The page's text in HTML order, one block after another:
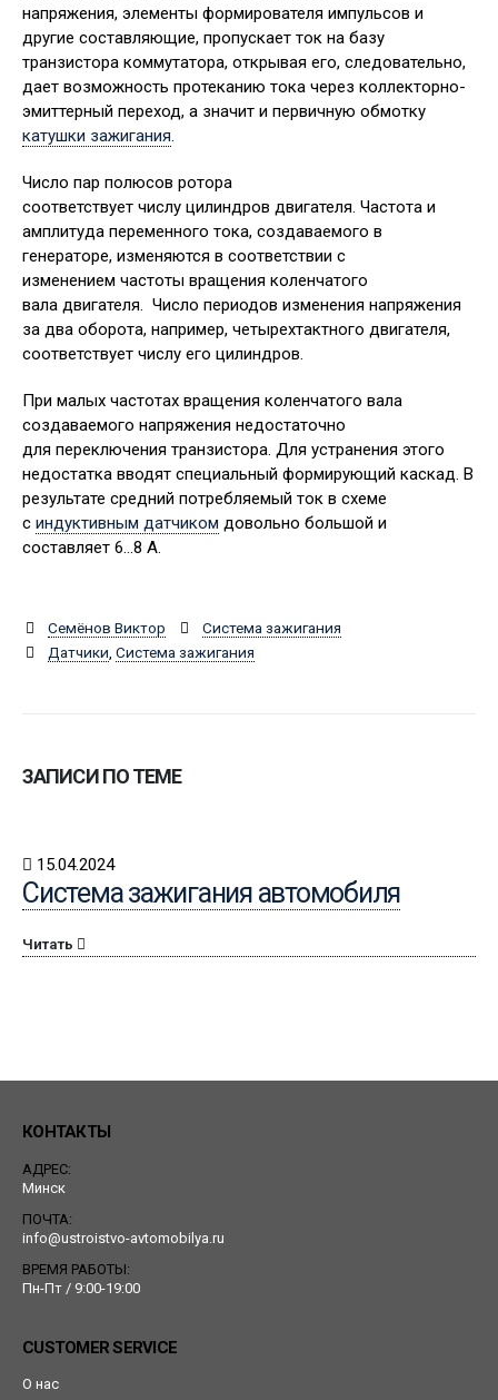
напряжения, элементы формирователя импульсов и
другие составляющие, пропускает ток на базу
транзистора коммутатора, открывая его, следовательно,
дает возможность протеканию тока через коллекторно-
эмиттерный переход, а значит и первичную обмотку
катушки зажигания.
Число пар полюсов ротора
соответствует числу цилиндров двигателя. Частота и
амплитуда переменного тока, создаваемого в
генераторе, изменяются в соответствии с
изменением частоты вращения коленчатого
вала двигателя. Число периодов изменения напряжения
за два оборота, например, четырех­тактного двигателя,
соответствует числу его цилиндров.
При малых частотах вращения коленчатого вала
создаваемого напряжения недостаточно
для переключения транзистора. Для устранения этого
недостатка вводят специальный формирующий каскад. В
результате средний потребляемый ток в схеме
с индуктивным датчиком довольно большой и
составляет 6…8 А.
Семёнов Виктор
Система зажигания
Датчики Система зажигания
ЗАПИСИ ПО ТЕМЕ
15.04.2024
Система зажигания автомобиля
Читать
КОНТАКТЫ
АДРЕС:
Минск
ПОЧТА:
info@ustroistvo-avtomobilya.ru
ВРЕМЯ РАБОТЫ:
Пн-Пт / 9:00-19:00
CUSTOMER SERVICE
О нас